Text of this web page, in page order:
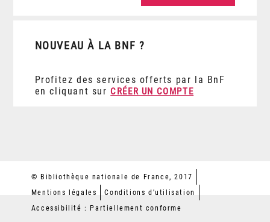
NOUVEAU À LA BNF ?
Profitez des services offerts par la BnF
en cliquant sur CRÉER UN COMPTE
© Bibliothèque nationale de France, 2017
Mentions légales
Conditions d'utilisation
Accessibilité : Partiellement conforme